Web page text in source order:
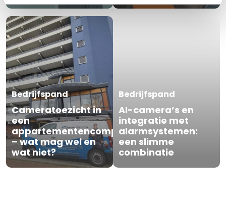
Bedrijfspand
Cameratoezicht in
een
appartementencomplex
– wat mag wel en
wat niet?
Bedrijfspand
AI-camera’s en
integratie met
alarmsystemen:
een slimme
combinatie